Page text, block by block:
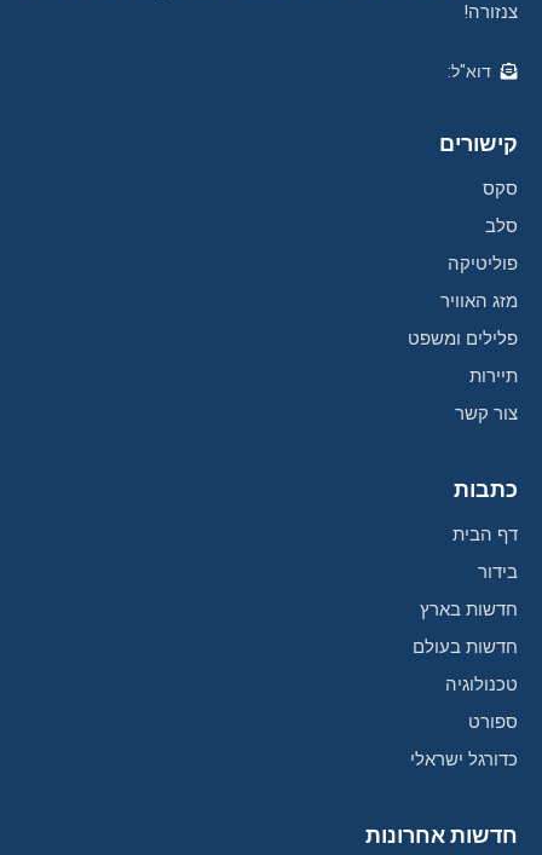
צנזורה!
דוא"ל:
קישורים
סקס
סלב
פוליטיקה
מזג האוויר
פלילים ומשפט
תיירות
צור קשר
כתבות
דף הבית
בידור
חדשות בארץ
חדשות בעולם
טכנולוגיה
ספורט
כדורגל ישראלי
חדשות אחרונות